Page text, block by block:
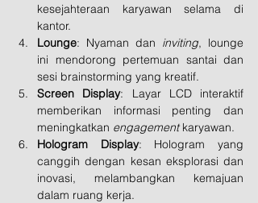
kesejahteraan karyawan selama di
kantor.
Lounge: Nyaman dan inviting, lounge
ini mendorong pertemuan santai dan
sesi brainstorming yang kreatif.
Screen Display: Layar LCD interaktif
memberikan informasi penting dan
meningkatkan engagement karyawan.
Hologram Display: Hologram yang
canggih dengan kesan eksplorasi dan
inovasi, melambangkan kemajuan
dalam ruang kerja.